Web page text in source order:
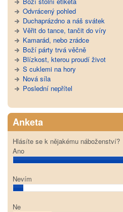
Odvrácený pohled
Duchaprázdno a náš svátek
Věřit do tance, tančit do víry
Kamarád, nebo zrádce
Boží párty trvá věčně
Blízkost, kterou proudí život
S cuklemi na hory
Nová síla
Poslední nepřítel
Anketa
Hlásíte se k nějakému náboženství?
Ano
Nevím
Ne